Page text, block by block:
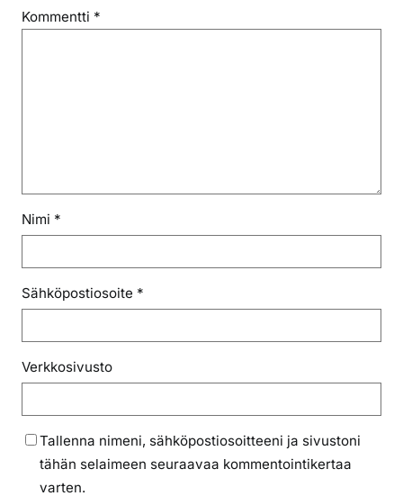
Kommentti *
Nimi *
Sähköpostiosoite *
Verkkosivusto
Tallenna nimeni, sähköpostiosoitteeni ja sivustoni
tähän selaimeen seuraavaa kommentointikertaa
varten.